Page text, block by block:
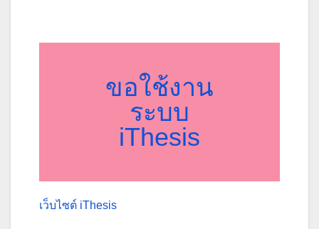
ขอใช้งาน
ระบบ
iThesis
เว็บไซต์ iThesis